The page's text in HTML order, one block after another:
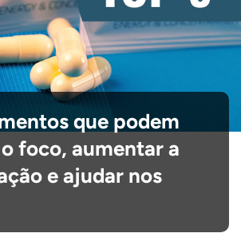
que podem
foco, aumentar a
e ajudar nos